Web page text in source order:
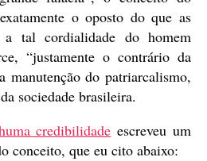
o oposto do que as
a tal cordialidade do homem
“justamente o contrário da
manutenção do patriarcalismo,
sociedade brasileira.
credibilidade escreveu um
conceito, que eu cito abaixo: